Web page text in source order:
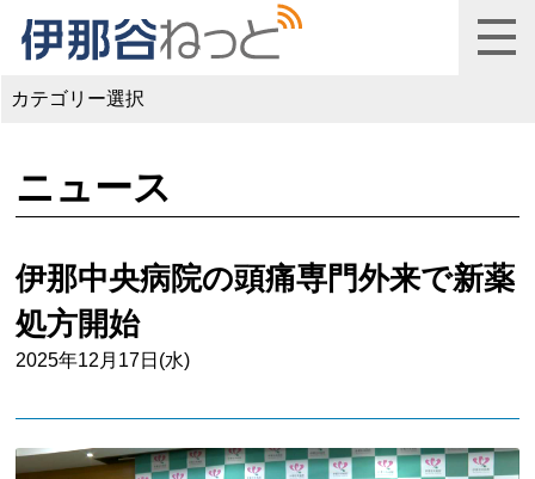
カテゴリー選択
ニュース
伊那中央病院の頭痛専門外来で新薬
処方開始
2025年12月17日(水)